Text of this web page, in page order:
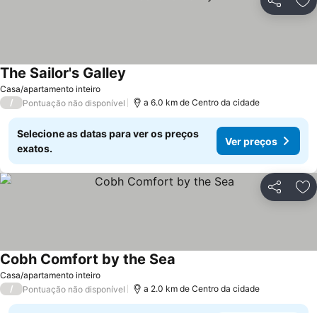
Partilhar
Casa/apartamento inteiro
The Sailor's Galley
/ Pontuação não disponível a 6.0 km de Centro da cidade
Selecione as datas para ver os preços
exatos.
Ver preços
Partilhar
Casa/apartamento inteiro
Cobh Comfort by the Sea
/ Pontuação não disponível a 2.0 km de Centro da cidade